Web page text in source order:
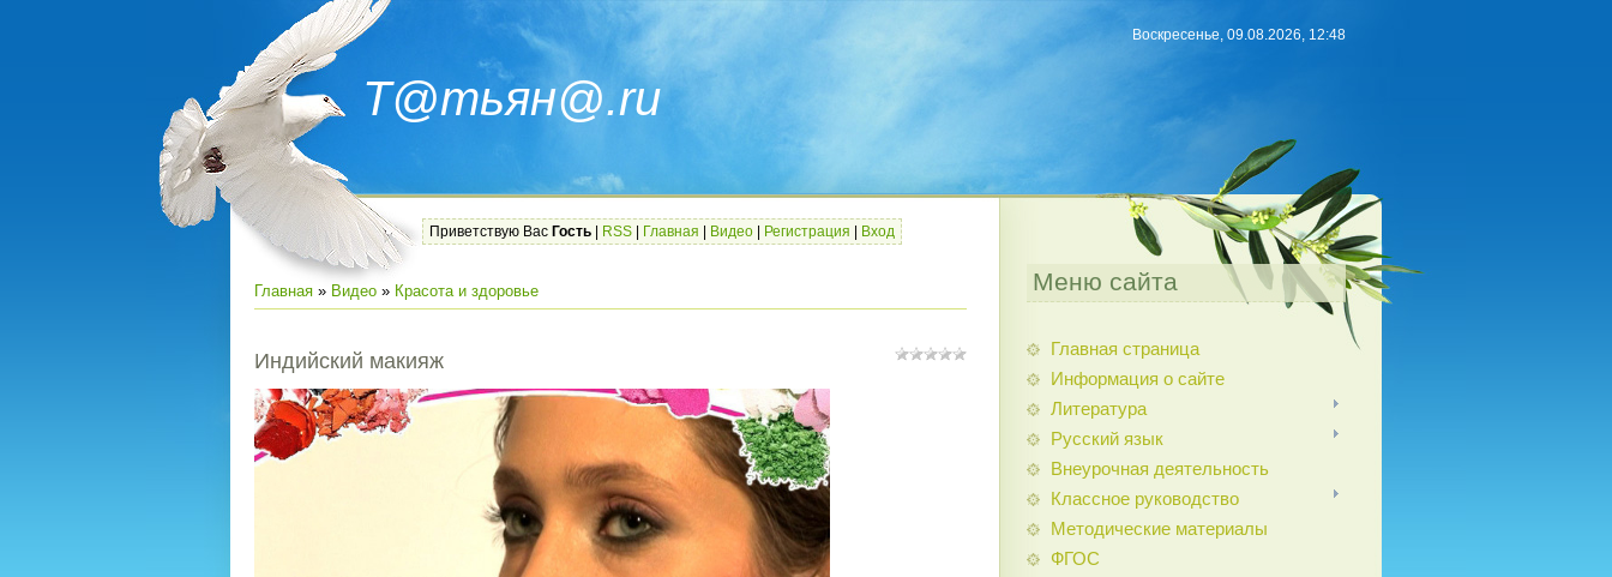
Т@тьян@.ru
Воскресенье, 09.08.2026, 12:48
Приветствую Вас Гость RSS Главная Видео Регистрация Вход
Главная » Видео » Красота и здоровье
Индийский макияж
Меню сайта
Главная страница
Информация о сайте
Литература
Русский язык
Внеурочная деятельность
Классное руководство
Методические материалы
ФГОС